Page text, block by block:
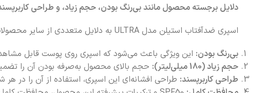
دلایل برجسته محصول مانند بی‌رنگ بودن، حجم زیاد، و طراحی کاربرپسند
اسپری ضدآفتاب استیلن مدل ULTRA به دلایل متعددی از سایر محصولات مشابه متمایز است:
بی‌رنگ بودن: این ویژگی باعث می‌شود که اسپری روی پوست قابل
حجم زیاد (180 میلی‌لیتر):
حجم بالای محصول به‌صرفه بودن آن را
طراحی کاربرپسند: طراحی افشانه‌ای این اسپری، استفاده از آن را در